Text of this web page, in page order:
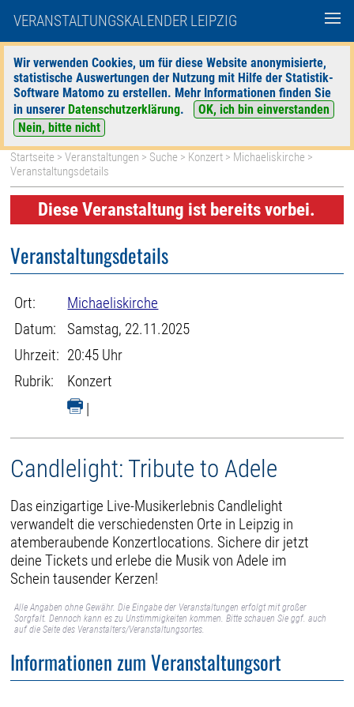
VERANSTALTUNGSKALENDER LEIPZIG
Wir verwenden Cookies, um für diese Website anonymisierte,
statistische Auswertungen der Nutzung mit Hilfe der Statistik-
Software Matomo zu erstellen. Mehr Informationen finden Sie
in unserer Datenschutzerklärung.
OK, ich bin einverstanden
Nein, bitte nicht
heute|morgen|Detaillierte Suche
Startseite >Veranstaltungen > Suche > Konzert > Michaeliskirche >
Veranstaltungsdetails
Diese Veranstaltung ist bereits vorbei.
Veranstaltungsdetails
Ort:
Michaeliskirche
Datum:
Samstag, 22.11.2025
Uhrzeit: 20:45 Uhr
Rubrik:
Konzert
|
Candlelight: Tribute to Adele
Das einzigartige Live-Musikerlebnis Candlelight
verwandelt die verschiedensten Orte in Leipzig in
atemberaubende Konzertlocations. Sichere dir jetzt
deine Tickets und erlebe die Musik von Adele im
Schein tausender Kerzen!
Alle Angaben ohne Gewähr. Die Eingabe der Veranstaltungen erfolgt mit großer
Sorgfalt. Dennoch kann es zu Unstimmigkeiten kommen. Bitte schauen Sie ggf. auch
auf die Seite des Veranstalters/Veranstaltungsortes.
Informationen zum Veranstaltungsort